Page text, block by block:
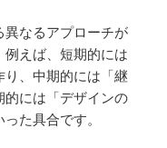
異なるアプローチが
例えば、短期的には
り、中期的には「継
的には「デザインの
た具合です。